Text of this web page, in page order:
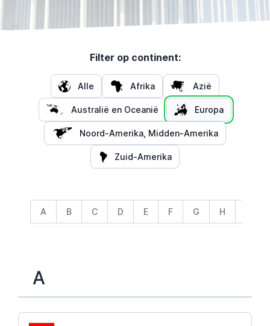
Filter op continent:
Alle Afrika Azië
Australië en Oceanië Europa
Noord-Amerika, Midden-Amerika
Zuid-Amerika
A B C D E F G H
A